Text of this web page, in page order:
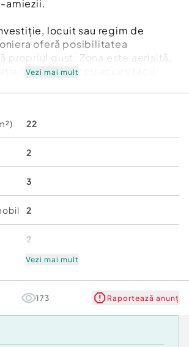
amiezii.
locuit sau regim de
oferă posibilitatea
propriul gust. Zona este aerisită,
orașului, dar cu acces facil
vestică
liniștită
investiție sau locuit
P171712
de apartamente
Vezi mai mult
22
2
3
2
2
Vezi mai mult
173 Raportează anunț